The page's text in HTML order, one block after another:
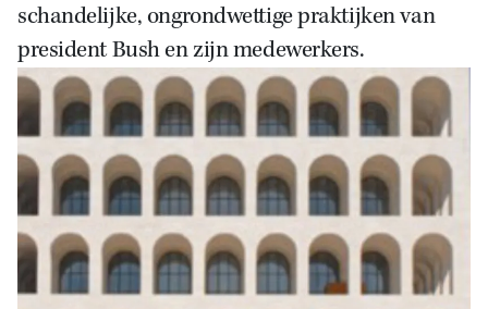
schandelijke, ongrondwettige praktijken van
president Bush en zijn medewerkers.